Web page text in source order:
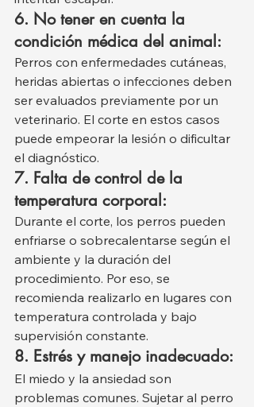
6. No tener en cuenta la
condición médica del animal:
Perros con enfermedades cutáneas,
heridas abiertas o infecciones deben
ser evaluados previamente por un
veterinario. El corte en estos casos
puede empeorar la lesión o dificultar
el diagnóstico.
7. Falta de control de la
temperatura corporal:
Durante el corte, los perros pueden
enfriarse o sobrecalentarse según el
ambiente y la duración del
procedimiento. Por eso, se
recomienda realizarlo en lugares con
temperatura controlada y bajo
supervisión constante.
8. Estrés y manejo inadecuado:
El miedo y la ansiedad son
problemas comunes. Sujetar al perro